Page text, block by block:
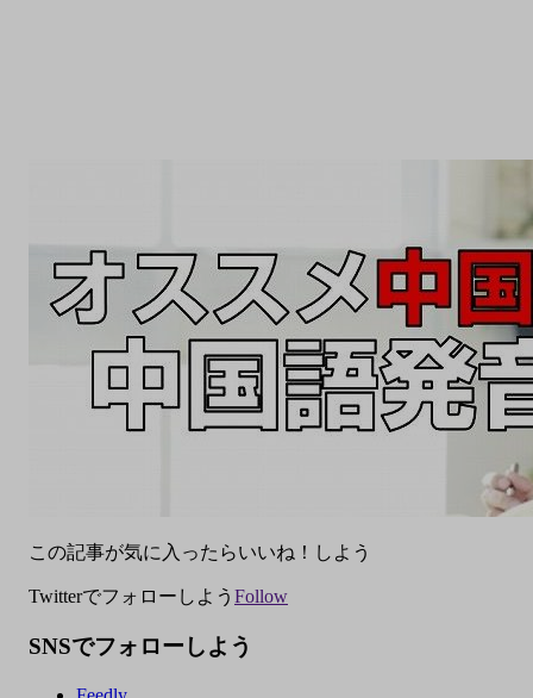
この記事が気に入ったらいいね！しよう
Twitterでフォローしよう Follow
SNSでフォローしよう